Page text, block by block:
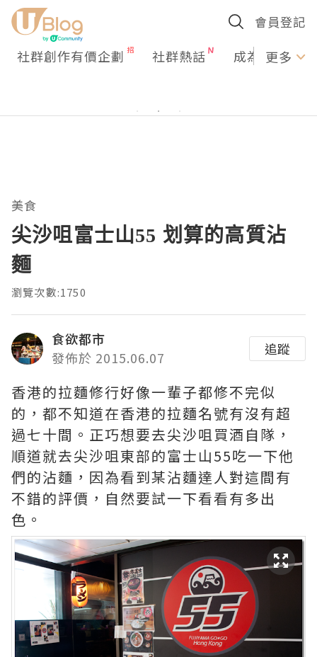
會員登記
社群創作有價企劃 社群熱話 成為U更多
美食
尖沙咀富士山55 划算的高質沾
麵
瀏覽次數:1750
食欲都市
發佈於 2015.06.07
追蹤
香港的拉麵修行好像一輩子都修不完似
的，都不知道在香港的拉麵名號有沒有超
過七十間。正巧想要去尖沙咀買酒自隊，
順道就去尖沙咀東部的富士山55吃一下他
們的沾麵，因為看到某沾麵達人對這間有
不錯的評價，自然要試一下看看有多出
色。